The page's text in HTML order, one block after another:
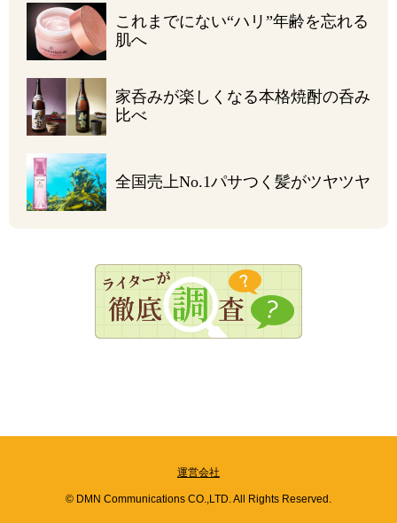
これまでにない“ハリ”年齢を忘れる
肌へ
家呑みが楽しくなる本格焼酎の呑み
比べ
全国売上No.1パサつく髪がツヤツヤ
運営会社
© DMN Communications CO.,LTD. All Rights Reserved.